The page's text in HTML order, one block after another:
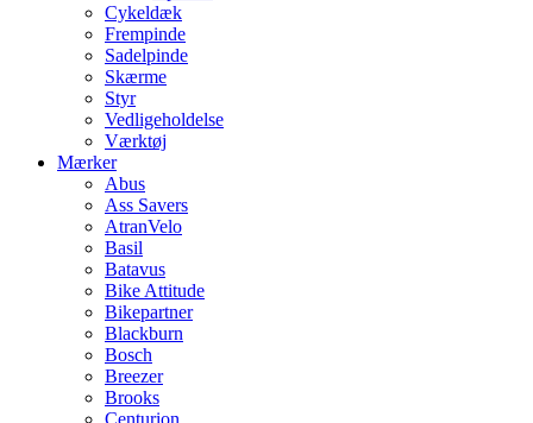
Cykeldæk
Frempinde
Sadelpinde
Skærme
Styr
Vedligeholdelse
Værktøj
Mærker
Abus
Ass Savers
AtranVelo
Basil
Batavus
Bike Attitude
Bikepartner
Blackburn
Bosch
Breezer
Brooks
Centurion